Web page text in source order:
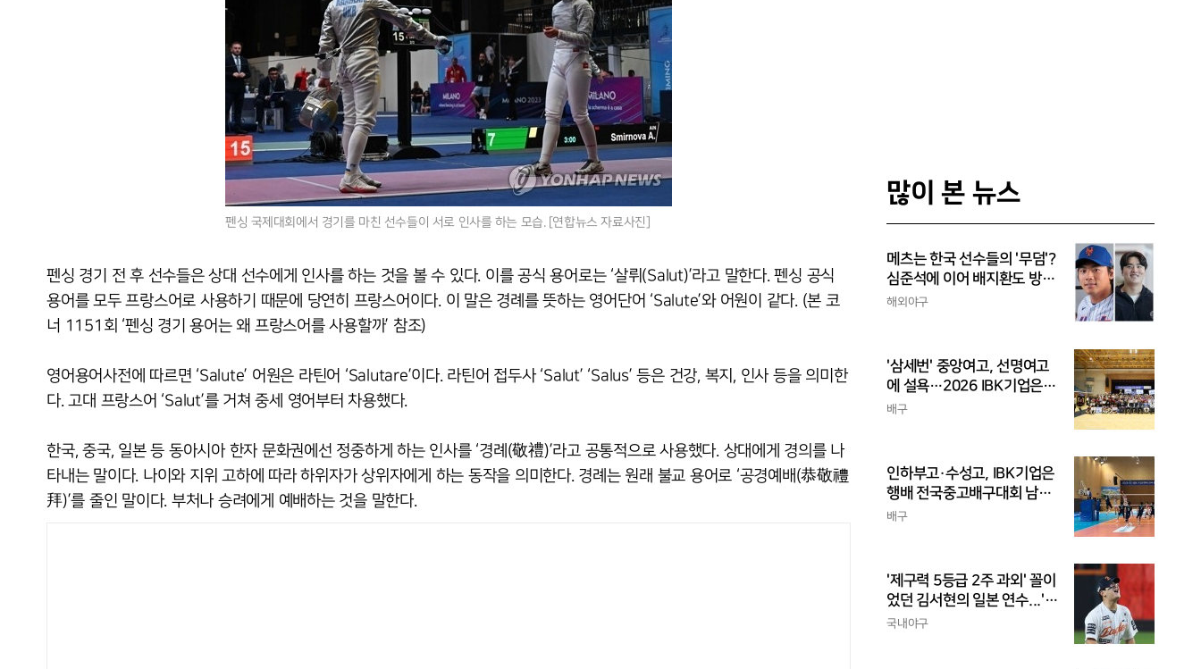
펜싱 국제대회에서 경기를 마친 선수들이 서로 인사를 하는 모습. [연합뉴스 자료사진]
펜싱 경기 전 후 선수들은 상대 선수에게 인사를 하는 것을 볼 수 있다. 이를 공식 용어로는 ‘살뤼(Salut)’라고 말한다. 펜싱 공식
용어를 모두 프랑스어로 사용하기 때문에 당연히 프랑스어이다. 이 말은 경례를 뜻하는 영어단어 ‘Salute’와 어원이 같다. (본 코
너 1151회 ‘펜싱 경기 용어는 왜 프랑스어를 사용할까’ 참조)
영어용어사전에 따르면 ‘Salute’ 어원은 라틴어 ‘Salutare’이다. 라틴어 접두사 ‘Salut’ ‘Salus’ 등은 건강, 복지, 인사 등을 의미한
다. 고대 프랑스어 ‘Salut’를 거쳐 중세 영어부터 차용했다.
한국, 중국, 일본 등 동아시아 한자 문화권에선 정중하게 하는 인사를 ‘경례(敬禮)’라고 공통적으로 사용했다. 상대에게 경의를 나
타내는 말이다. 나이와 지위 고하에 따라 하위자가 상위자에게 하는 동작을 의미한다. 경례는 원래 불교 용어로 ‘공경예배(恭敬禮
拜)’를 줄인 말이다. 부처나 승려에게 예배하는 것을 말한다.
많이 본 뉴스
메츠는 한국 선수들의 '무덤'?
심준석에 이어 배지환도 방
출...심준석은 이미 귀국, 배
해외야구
'삼세번' 중앙여고, 선명여고
에 설욕…2026 IBK기업은행
배 전국중고배구대회 우승
배구
인하부고·수성고, IBK기업은
행배 전국중고배구대회 남고
부 결승 격돌
배구
'제구력 5등급 2주 과외' 꼴이
었던 김서현의 일본 연수...'종
합검진표'에 불과
국내야구